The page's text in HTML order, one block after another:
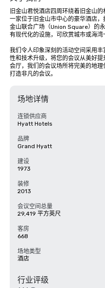
旧金山君悦酒店四周环绕着旧金山
一家位于旧金山市中心的豪华酒店
金山联合广场（Union Square）的
有现代化的设施，可欣赏城市或海湾
我们令人印象深刻的活动空间采用
性和技术升级，将您的会议从美好
会厅，我们的会议场所将完美的地理
打造非凡的会议。
场地详情
连锁供应商
Hyatt Hotels
品牌
Grand Hyatt
建设
1973
装修
2013
会议空间总量
29,419 平方英尺
客房
668
场地类型
酒店
行业评级